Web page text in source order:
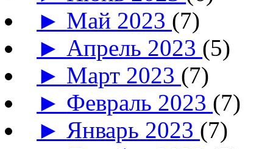
► Май 2023 (7)
► Апрель 2023 (5)
► Март 2023 (7)
► Февраль 2023 (7)
► Январь 2023 (7)